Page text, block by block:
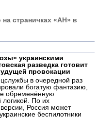
страничках «АН» в
украинскими
разведка готовит
провокации
в очередной раз
богатую фантазию,
обременённую
По их
Россия может
беспилотники